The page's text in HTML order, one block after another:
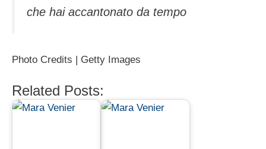
che hai accantonato da tempo
Photo Credits | Getty Images
Related Posts: